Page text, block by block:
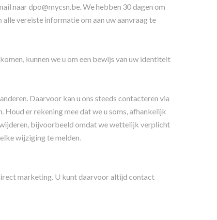
naar dpo@mycsn.be. We hebben 30 dagen om
vereiste informatie om aan uw aanvraag te
kunnen we u om een bewijs van uw identiteit
Daarvoor kan u ons steeds contacteren via
er rekening mee dat we u soms, afhankelijk
bijvoorbeeld omdat we wettelijk verplicht
wijziging te melden.
marketing. U kunt daarvoor altijd contact